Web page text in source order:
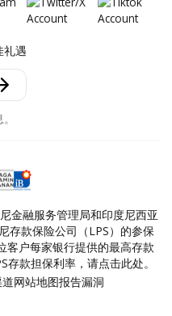
礼遇
金融服务管理局和印度尼西亚
存款保险公司（LPS）的参保
客户每家银行提供的最高存款
款担保利率，请点击此处。
网站地图报告漏洞